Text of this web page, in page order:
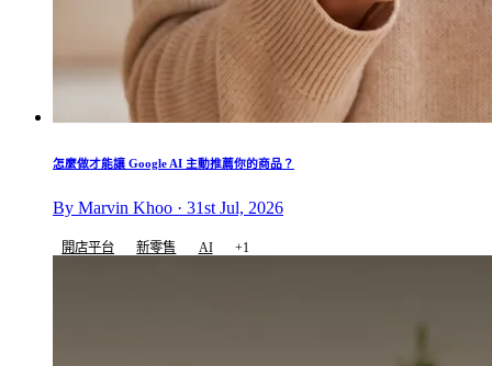
怎麼做才能讓 Google AI 主動推薦你的商品？
By Marvin Khoo · 31st Jul, 2026
開店平台 新零售 AI +1